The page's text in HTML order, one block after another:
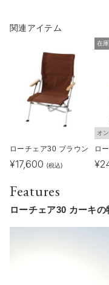
関連アイテム
ローチェア30 ブラウン
¥17,600 (税込)
在庫
オ
ロ
¥
Features
ローチェア30 カーキの